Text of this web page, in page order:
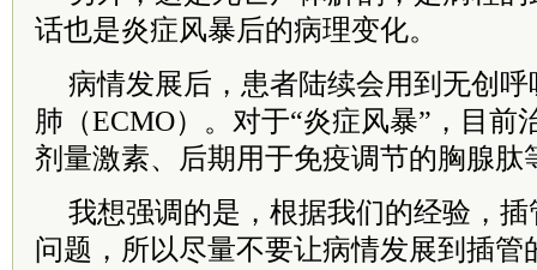
话也是炎症风暴后的病理变化。
病情发展后，患者陆续会用到无创
肺（ECMO）。对于“炎症风暴”，目前
剂量激素、后期用于免疫调节的胸腺肽
我想强调的是，根据我们的经验，
问题，所以尽量不要让病情发展到插管